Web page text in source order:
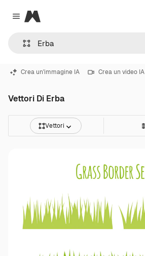
Close menu
Magnific
Crea un'immagine IA Crea un video IA
Vettori Di Erba
Vettori